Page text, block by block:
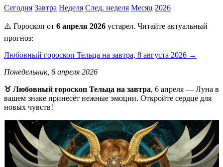
Сегодня Завтра Неделя След. неделя Месяц 2026
⚠️ Гороскоп от 6 апреля 2026 устарел. Читайте актуальный
прогноз:
Любовный гороскоп Тельца на завтра, 8 августа 2026 →
Понедельник, 6 апреля 2026
♉ Любовный гороскоп Тельца на завтра, 6 апреля — Луна в
вашем знаке принесёт нежные эмоции. Откройте сердце для
новых чувств!